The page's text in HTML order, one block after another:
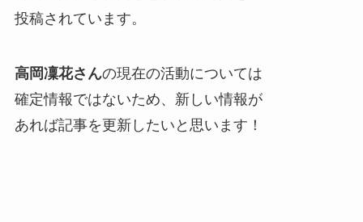
投稿されています。
高岡凜花さんの現在の活動については
確定情報ではないため、新しい情報が
あれば記事を更新したいと思います！